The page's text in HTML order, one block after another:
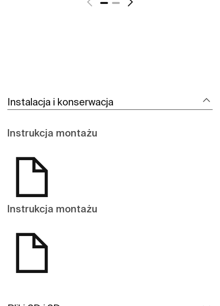
Instalacja i konserwacja
Instrukcja montażu
Instrukcja montażu